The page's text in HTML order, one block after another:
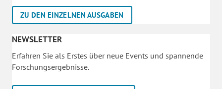
ZU DEN EINZELNEN AUSGABEN
NEWSLETTER
Erfahren Sie als Erstes über neue Events und spannende
Forschungsergebnisse.